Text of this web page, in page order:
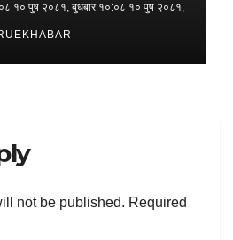
१० पुष २०८१, बुधबार १०:०८ १० पुष २०८१,
not be published. Required